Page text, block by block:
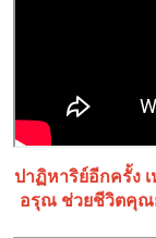
ปาฏิหาริย์อีกครั้ง
อรุณ ช่วยชีวิตคุณ